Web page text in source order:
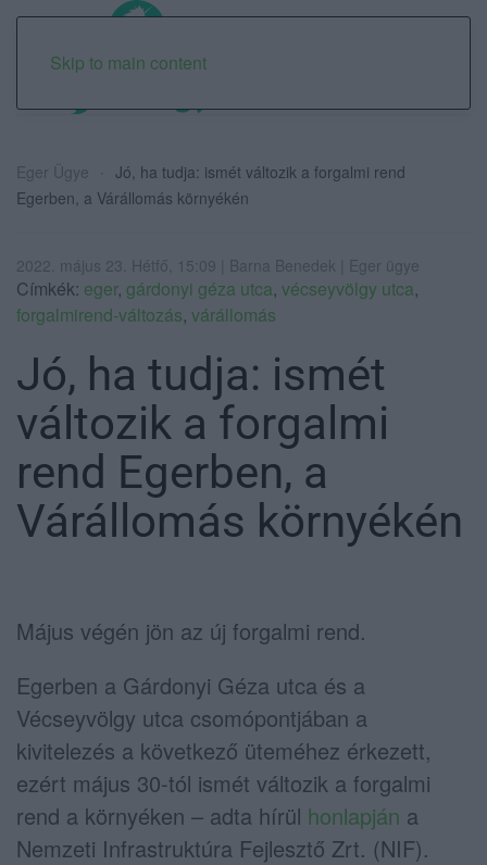
Skip to main content
Eger Ügye
Jó, ha tudja: ismét változik a forgalmi rend
Egerben, a Várállomás környékén
2022. május 23. Hétfő, 15:09 | Barna Benedek | Eger ügye
Címkék: eger, gárdonyi géza utca, vécseyvölgy utca,
forgalmirend-változás, várállomás
Jó, ha tudja: ismét
változik a forgalmi
rend Egerben, a
Várállomás környékén
Május végén jön az új forgalmi rend.
Egerben a Gárdonyi Géza utca és a
Vécseyvölgy utca csomópontjában a
kivitelezés a következő üteméhez érkezett,
ezért május 30-tól ismét változik a forgalmi
rend a környéken – adta hírül honlapján a
Nemzeti Infrastruktúra Fejlesztő Zrt. (NIF).